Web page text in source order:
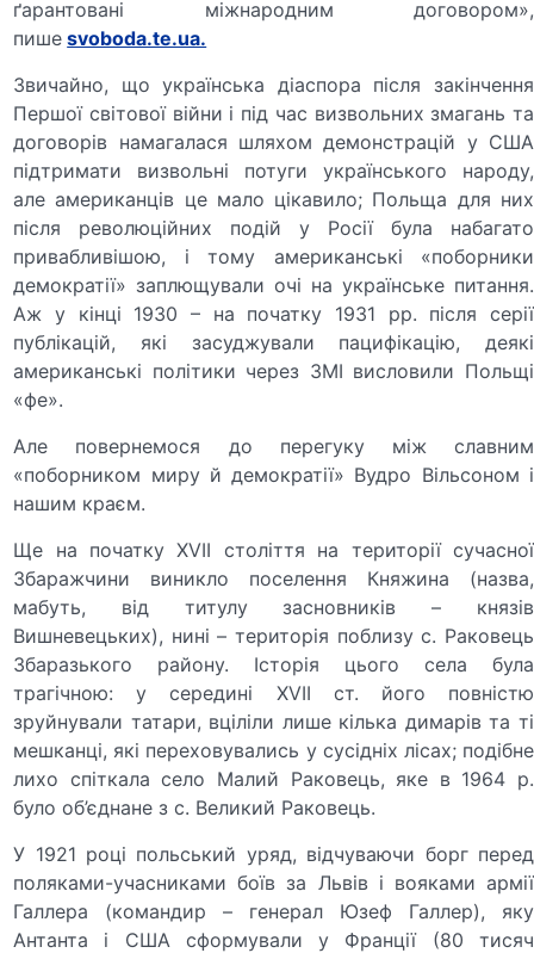
ґарантовані міжнародним договором»,
пише svoboda.te.ua.
Звичайно, що українська діаспора після закінчення
Першої світової війни і під час визвольних змагань та
договорів намагалася шляхом демонстрацій у США
підтримати визвольні потуги українського народу,
але американців це мало цікавило; Польща для них
після революційних подій у Росії була набагато
привабливішою, і тому американські «поборники
демократії» заплющували очі на українське питання.
Аж у кінці 1930 – на початку 1931 рр. після серії
публікацій, які засуджували пацифікацію, деякі
американські політики через ЗМІ висловили Польщі
«фе».
Але повернемося до перегуку між славним
«поборником миру й демократії» Вудро Вільсоном і
нашим краєм.
Ще на початку XVII століття на території сучасної
Збаражчини виникло поселення Княжина (назва,
мабуть, від титулу засновників – князів
Вишневецьких), нині – територія поблизу с. Раковець
Збаразького району. Історія цього села була
трагічною: у середині XVII ст. його повністю
зруйнували татари, вціліли лише кілька димарів та ті
мешканці, які переховувались у сусідніх лісах; подібне
лихо спіткала село Малий Раковець, яке в 1964 р.
було об’єднане з с. Великий Раковець.
У 1921 році польський уряд, відчуваючи борг перед
поляками-учасниками боїв за Львів і вояками армії
Галлера (командир – генерал Юзеф Галлер), яку
Антанта і США сформували у Франції (80 тисяч